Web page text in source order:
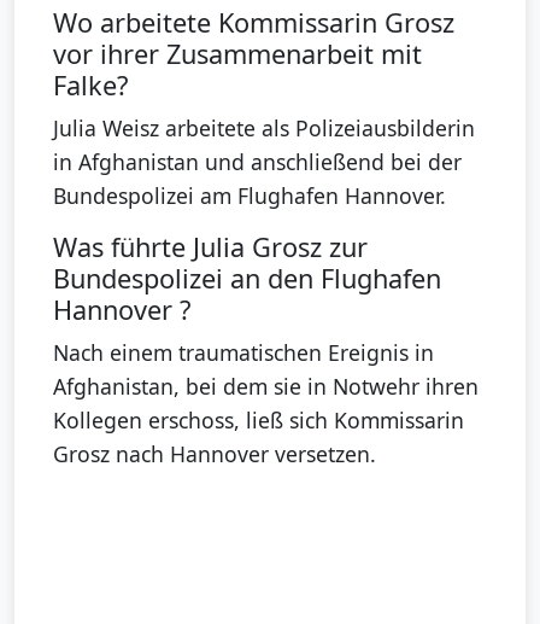
Wo arbeitete Kommissarin Grosz
vor ihrer Zusammenarbeit mit
Falke?
Julia Weisz arbeitete als Polizeiausbilderin
in Afghanistan und anschließend bei der
Bundespolizei am Flughafen Hannover.
Was führte Julia Grosz zur
Bundespolizei an den Flughafen
Hannover ?
Nach einem traumatischen Ereignis in
Afghanistan, bei dem sie in Notwehr ihren
Kollegen erschoss, ließ sich Kommissarin
Grosz nach Hannover versetzen.